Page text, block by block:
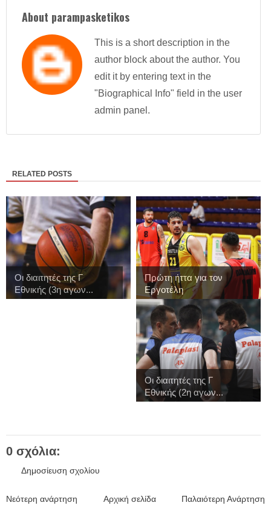
About parampasketikos
This is a short description in the
author block about the author. You
edit it by entering text in the
"Biographical Info" field in the user
admin panel.
RELATED POSTS
Οι διαιτητές της Γ
Εθνικής (3η αγων...
Πρώτη ήττα για τον
Εργοτέλη
Οι διαιτητές της Γ
Εθνικής (2η αγων...
0 σχόλια:
Δημοσίευση σχολίου
Νεότερη ανάρτηση Παλαιότερη Ανάρτηση
Αρχική σελίδα